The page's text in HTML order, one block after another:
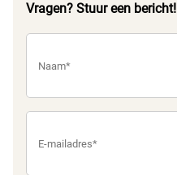
Vragen? Stuur een bericht!